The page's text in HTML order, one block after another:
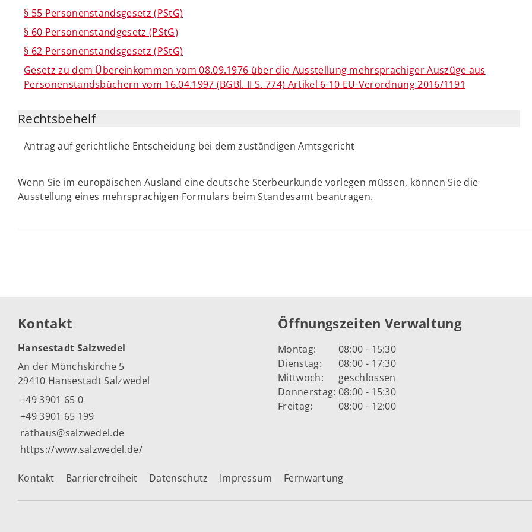
§ 55 Personenstandsgesetz (PStG)
§ 60 Personenstandgesetz (PStG)
§ 62 Personenstandsgesetz (PStG)
Gesetz zu dem Übereinkommen vom 08.09.1976 über die Ausstellung mehrsprachiger Auszüge aus
Personenstandsbüchern vom 16.04.1997 (BGBl. II S. 774) Artikel 6-10 EU-Verordnung 2016/1191
Rechtsbehelf
Antrag auf gerichtliche Entscheidung bei dem zuständigen Amtsgericht
Wenn Sie im europäischen Ausland eine deutsche Sterbeurkunde vorlegen müssen, können Sie die
Ausstellung eines mehrsprachigen Formulars beim Standesamt beantragen.
Kontakt
Hansestadt Salzwedel
An der Mönchskirche 5
29410 Hansestadt Salzwedel
+49 3901 65 0
+49 3901 65 199
rathaus@salzwedel.de
https://www.salzwedel.de/
Öffnungszeiten Verwaltung
Montag:
08:00 - 15:30
Dienstag:
08:00 - 17:30
Mittwoch:
geschlossen
Donnerstag: 08:00 - 15:30
Freitag:
08:00 - 12:00
Kontakt Barrierefreiheit Datenschutz Impressum Fernwartung